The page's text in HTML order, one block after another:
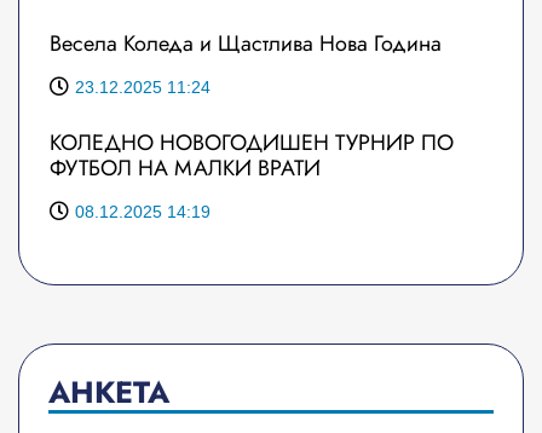
Весела Коледа и Щастлива Нова Година
23.12.2025 11:24
КОЛЕДНО НОВОГОДИШЕН ТУРНИР ПО
ФУТБОЛ НА МАЛКИ ВРАТИ
08.12.2025 14:19
АНКЕТА